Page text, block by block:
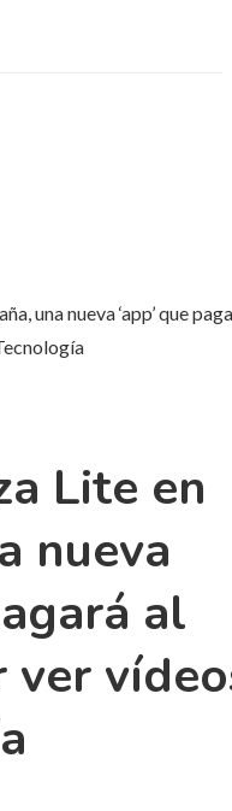
una nueva ‘app’ que
Lite en
nueva
al
ver